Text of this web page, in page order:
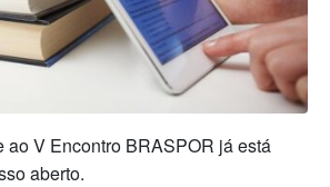
ao V Encontro BRASPOR já está
aberto.